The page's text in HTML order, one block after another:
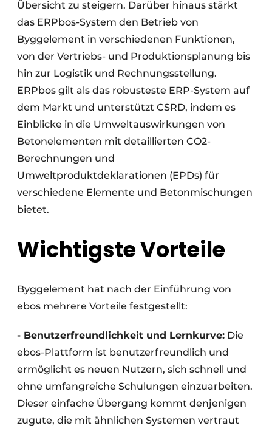
Übersicht zu steigern. Darüber hinaus stärkt
das ERPbos-System den Betrieb von
Byggelement in verschiedenen Funktionen,
von der Vertriebs- und Produktionsplanung bis
hin zur Logistik und Rechnungsstellung.
ERPbos gilt als das robusteste ERP-System auf
dem Markt und unterstützt CSRD, indem es
Einblicke in die Umweltauswirkungen von
Betonelementen mit detaillierten CO2-
Berechnungen und
Umweltproduktdeklarationen (EPDs) für
verschiedene Elemente und Betonmischungen
bietet.
Wichtigste Vorteile
Byggelement hat nach der Einführung von
ebos mehrere Vorteile festgestellt:
- Benutzerfreundlichkeit und Lernkurve: Die
ebos-Plattform ist benutzerfreundlich und
ermöglicht es neuen Nutzern, sich schnell und
ohne umfangreiche Schulungen einzuarbeiten.
Dieser einfache Übergang kommt denjenigen
zugute, die mit ähnlichen Systemen vertraut